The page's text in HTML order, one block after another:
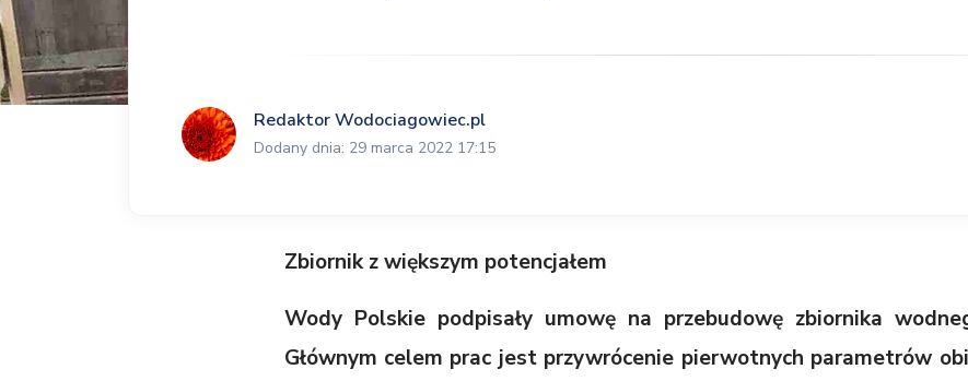
Redaktor Wodociagowiec.pl
Dodany dnia: 29 marca 2022 17:15
Zbiornik z większym potencjałem
Wody Polskie podpisały umowę na przebudowę zbiornika
Głównym celem prac jest przywrócenie pierwotnych parametrów